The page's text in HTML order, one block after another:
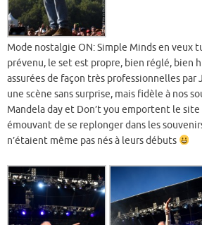
Mode nostalgie ON: Simple Minds en veux
prévenu, le set est propre, bien réglé, bien
assurées de façon très professionnelles par
une scène sans surprise, mais fidèle à nos
Mandela day et Don’t you emportent le site
émouvant de se replonger dans les
n’étaient même pas nés à leurs débuts